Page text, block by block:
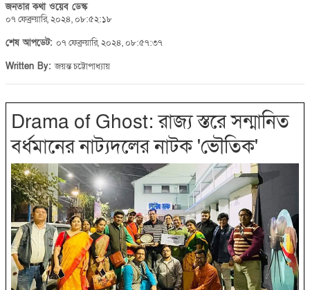
জনতার কথা ওয়েব ডেস্ক
০৭ ফেব্রুয়ারি, ২০২৪, ০৮:৫২:১৮
শেষ আপডেট: ০৭ ফেব্রুয়ারি, ২০২৪, ০৮:৫৭:৩৭
Written By:জয়ন্ত চট্টোপাধ্যায়
Drama of Ghost: রাজ্য স্তরে সন্মানিত
বর্ধমানের নাট্যদলের নাটক 'ভৌতিক'